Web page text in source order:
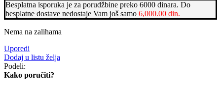
Besplatna isporuka je za porudžbine preko 6000 dinara. Do
besplatne dostave nedostaje Vam još samo 6,000.00 din.
Nema na zalihama
Uporedi
Dodaj u listu želja
Podeli:
Kako poručiti?